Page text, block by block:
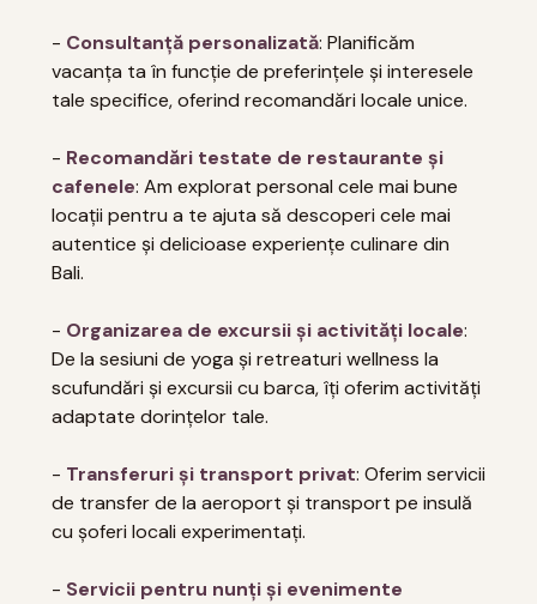
- Consultanță personalizată: Planificăm
vacanța ta în funcție de preferințele și interesele
tale specifice, oferind recomandări locale unice.
- Recomandări testate de restaurante și
cafenele: Am explorat personal cele mai bune
locații pentru a te ajuta să descoperi cele mai
autentice și delicioase experiențe culinare din
Bali.
- Organizarea de excursii și activități locale:
De la sesiuni de yoga și retreaturi wellness la
scufundări și excursii cu barca, îți oferim activități
adaptate dorințelor tale.
- Transferuri și transport privat: Oferim servicii
de transfer de la aeroport și transport pe insulă
cu șoferi locali experimentați.
- Servicii pentru nunți și evenimente